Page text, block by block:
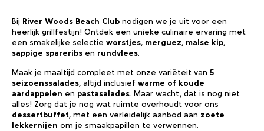
Bij River Woods Beach Club nodigen we je uit voor een
heerlijk grillfestijn! Ontdek een unieke culinaire ervaring met
een smakelijke selectie worstjes, merguez, malse kip,
sappige spareribs en rundvlees.
Maak je maaltijd compleet met onze variëteit van 5
seizoenssalades, altijd inclusief warme of koude
aardappelen en pastasalades. Maar wacht, dat is nog niet
alles! Zorg dat je nog wat ruimte overhoudt voor ons
dessertbuffet, met een verleidelijk aanbod aan zoete
lekkernijen om je smaakpapillen te verwennen.